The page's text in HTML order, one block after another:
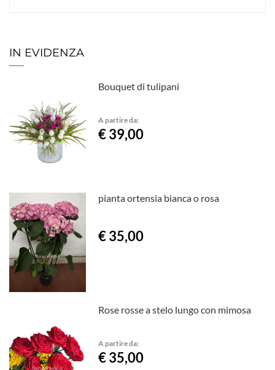
IN EVIDENZA
Bouquet di tulipani
A partire da:
€ 39,00
pianta ortensia bianca o rosa
€ 35,00
Rose rosse a stelo lungo con mimosa
A partire da:
€ 35,00